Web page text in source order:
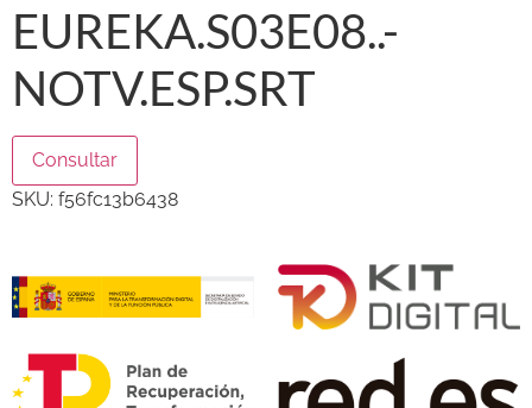
EUREKA.S03E08..-
NOTV.ESP.SRT
Consultar
SKU: f56fc13b6438